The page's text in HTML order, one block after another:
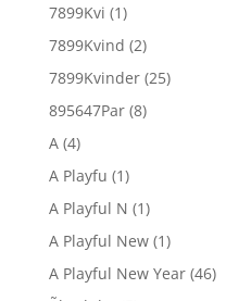
7899Kvi (1)
7899Kvind (2)
7899Kvinder (25)
895647Par (8)
A (4)
A Playfu (1)
A Playful N (1)
A Playful New (1)
A Playful New Year (46)